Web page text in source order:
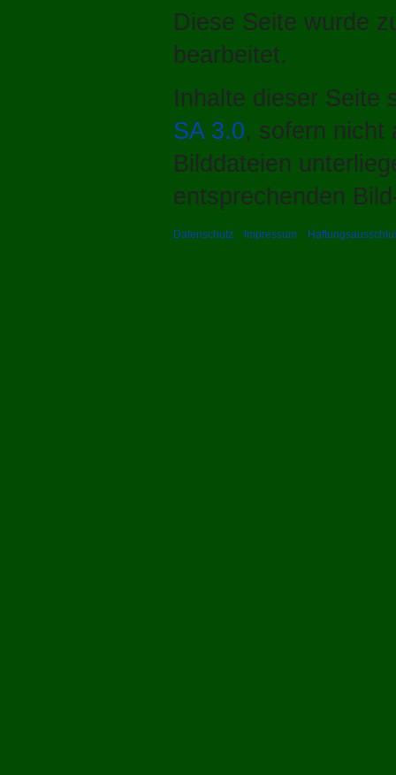
Diese Seite wurde
bearbeitet.
Inhalte dieser Seite
SA 3.0, sofern nicht
Bilddateien
entsprechenden
Datenschutz Impressum